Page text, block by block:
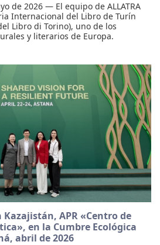
de 2026 — El equipo de ALLATRA
Internacional del Libro de Turín
Libro di Torino), uno de los
y literarios de Europa.
Kazajistán, APR «Centro de
en la Cumbre Ecológica
abril de 2026